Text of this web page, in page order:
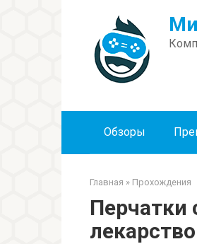
Обзоры
Главная » Прохождения
Перчатки